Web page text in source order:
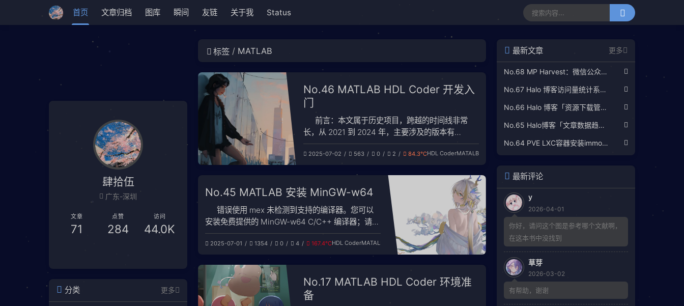
首页 文章归档 图库 瞬间 友链 关于我 Status
标签 MATLAB
No.46 MATLAB HDL Coder 开发入
门
前言：本文属于历史项目，跨越的时间线非常
长，从 2021 到 2024 年，主要涉及的版本有
MATLAB 2022a 和 MATLAB 2024a。有部分函数
和代码都是继承的 2022a，现在我整理时用的
2024a，会发现 HDL Coder 工具箱在这两年变化挺
大，新增了很多功能，手册也修改了
2025-07-02 563 0 2 84.3℃HDL CoderMATALBFPGA开发
No.45 MATLAB 安装 MinGW-w64
错误使用 mex 未检测到支持的编译器。您可以
安装免费提供的 MinGW-w64 C/C++ 编译器；请参
阅安装 MinGW-w64 编译 器。有关更多选项，请访
问
https://www.mathworks.com/support/compilers
。 在使用 HDL Coder 工具箱时，遇到了
2025-07-01 1354 0 4 167.4℃HDL CoderMATALB 踩坑集
No.17 MATLAB HDL Coder 环境准
备
肆拾伍
广东-深圳
文章
71
点赞
284
访问
44.0K
分类 更多
最新文章 更多
No.68 MP Harvest：微信公众号文章爬取与本地管理工具使用指南
No.67 Halo 博客访问量统计系统：Umami 自托管部署完整教程
No.66 Halo 博客「资源下载管理」插件 · 配置指南与使用说明
No.65 Halo博客「文章数据趋势分析」插件使用指南
No.64 PVE LXC容器安装immortalwrt(OpenWRT)
最新评论
y
2026-04-01
你好，请问这个图是参考哪个文献啊，
在这本书中没找到
草芽
2026-03-02
有帮助，谢谢